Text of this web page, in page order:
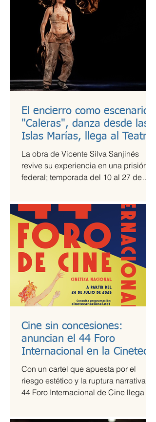
El encierro como escenario:
"Caleras", danza desde las
Islas Marías, llega al Teatro
Guillermina Bravo
La obra de Vicente Silva Sanjinés
revive su experiencia en una prisión
federal; temporada del 10 al 27 de
Cine sin concesiones:
anuncian el 44 Foro
Internacional en la Cineteca
Nacional
Con un cartel que apuesta por el
riesgo estético y la ruptura narrativa, el
44 Foro Internacional de Cine llega a